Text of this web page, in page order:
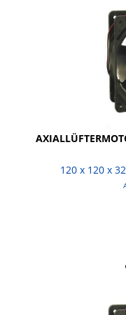
120 x 120 x